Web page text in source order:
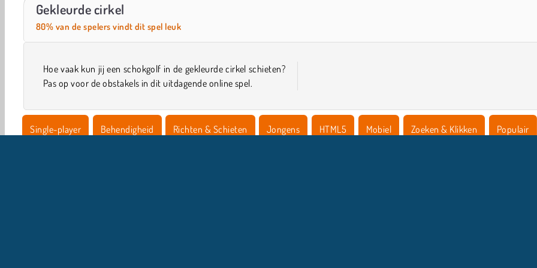
Gekleurde cirkel
80% van de spelers vindt dit spel leuk
Hoe vaak kun jij een schokgolf in de gekleurde cirkel schieten?
Pas op voor de obstakels in dit uitdagende online spel.
Single-player Behendigheid Richten & Schieten Jongens HTML5 Mobiel Zoeken & Klikken Populair